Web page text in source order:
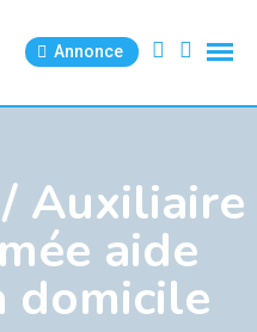
Annonce
Auxiliaire
aide
domicile